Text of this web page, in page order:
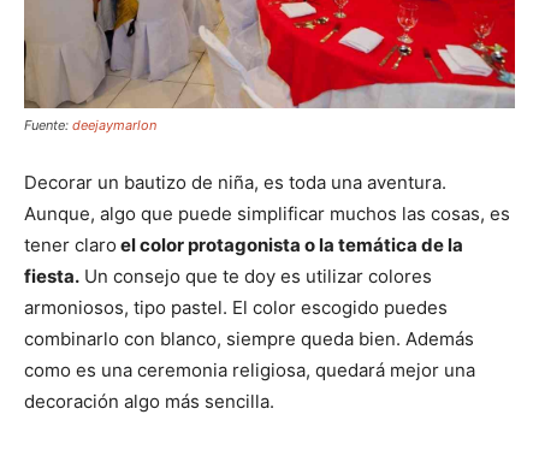
Fuente: deejaymarlon
Decorar un bautizo de niña, es toda una aventura.
Aunque, algo que puede simplificar muchos las cosas, es
tener claro el color protagonista o la temática de la
fiesta. Un consejo que te doy es utilizar colores
armoniosos, tipo pastel. El color escogido puedes
combinarlo con blanco, siempre queda bien. Además
como es una ceremonia religiosa, quedará mejor una
decoración algo más sencilla.